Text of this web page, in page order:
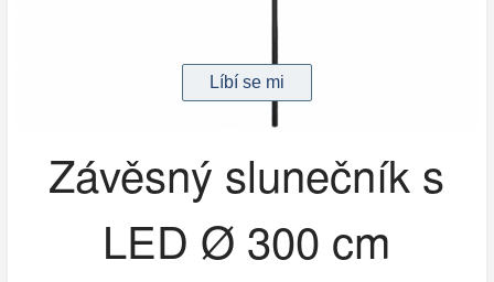
Závěsný slunečník s
LED Ø 300 cm